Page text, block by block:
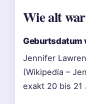
Wie alt
Geburtsdatum
Jennifer
(Wikipedia –
exakt 20 bis 21